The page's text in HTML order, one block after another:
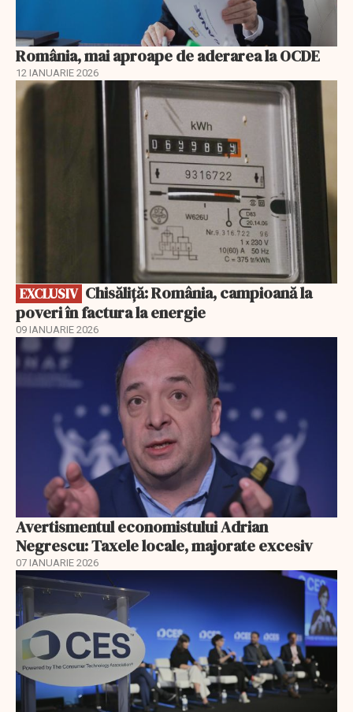
România, mai aproape de aderarea la OCDE
12 IANUARIE 2026
EXCLUSIV
EXCLUSIV
poveri în factura la energie
09 IANUARIE 2026
Avertismentul economistului Adrian
Negrescu: Taxele locale, majorate excesiv
07 IANUARIE 2026